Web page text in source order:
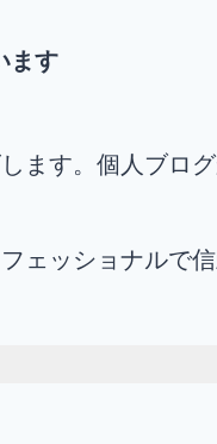
ます
ます。個人ブロ
ェッショナルで